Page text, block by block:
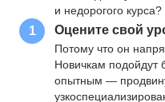
и недорогого курса?
1 Оцените свой
Потому что он
Новичкам подойдут
опытным —